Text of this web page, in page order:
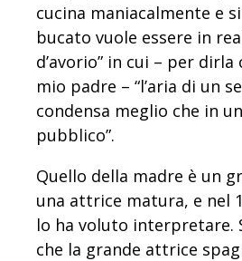
cucina maniacalmente e
bucato vuole essere in
d’avorio” in cui – per
mio padre – “l’aria di un
condensa meglio che in
pubblico”.
Quello della madre è un
una attrice matura, e nel
lo ha voluto interpretare.
che la grande attrice